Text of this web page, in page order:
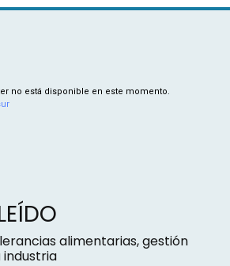
no está disponible en este momento.
alimentarias, gestión